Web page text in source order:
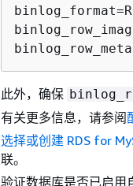
此外，确保
有关更多信息，请参阅
选择或创建 RDS for
联。
验证数据库是否已启用